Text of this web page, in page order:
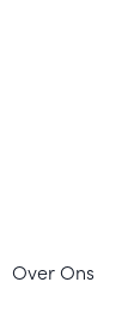
Over Ons